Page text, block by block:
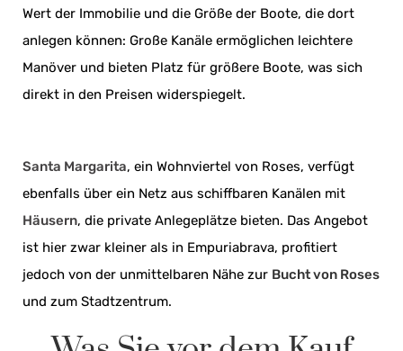
Wert der Immobilie und die Größe der Boote, die dort
anlegen können: Große Kanäle ermöglichen leichtere
Manöver und bieten Platz für größere Boote, was sich
direkt in den Preisen widerspiegelt.
Santa Margarita, ein Wohnviertel von Roses, verfügt
ebenfalls über ein Netz aus schiffbaren Kanälen mit
Häusern, die private Anlegeplätze bieten. Das Angebot
ist hier zwar kleiner als in Empuriabrava, profitiert
jedoch von der unmittelbaren Nähe zur Bucht von Roses
und zum Stadtzentrum.